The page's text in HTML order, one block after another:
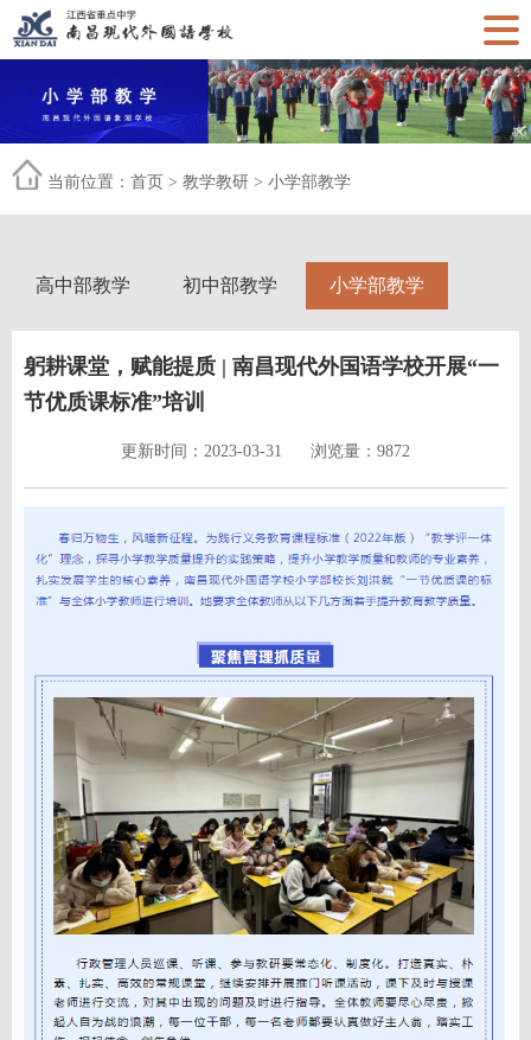
当前位置： 首页 > 教学教研 > 小学部教学
高中部教学 初中部教学 小学部教学
躬耕课堂，赋能提质 | 南昌现代外国语学校开展“一
节优质课标准”培训
更新时间：2023-03-31 浏览量：9872